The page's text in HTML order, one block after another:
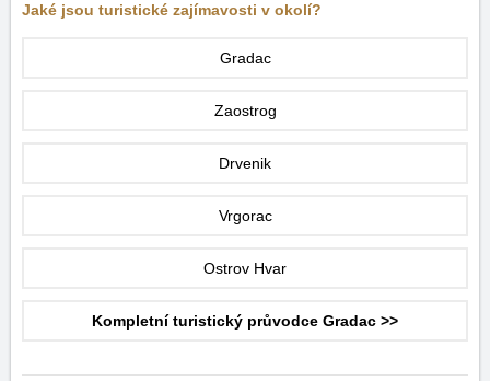
Jaké jsou turistické zajímavosti v okolí?
Gradac
Zaostrog
Drvenik
Vrgorac
Ostrov Hvar
Kompletní turistický průvodce Gradac >>